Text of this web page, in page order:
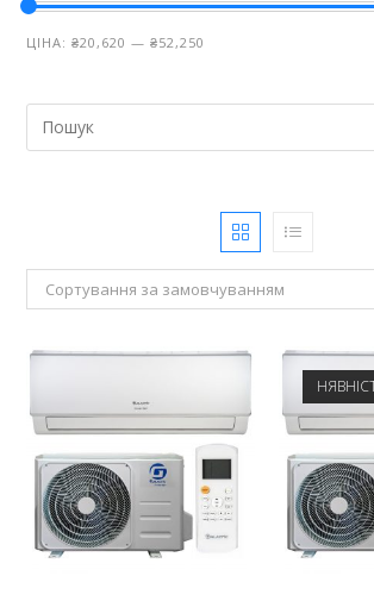
ЦІНА:₴20,620 —₴52,250
Сортування за замовчуванням